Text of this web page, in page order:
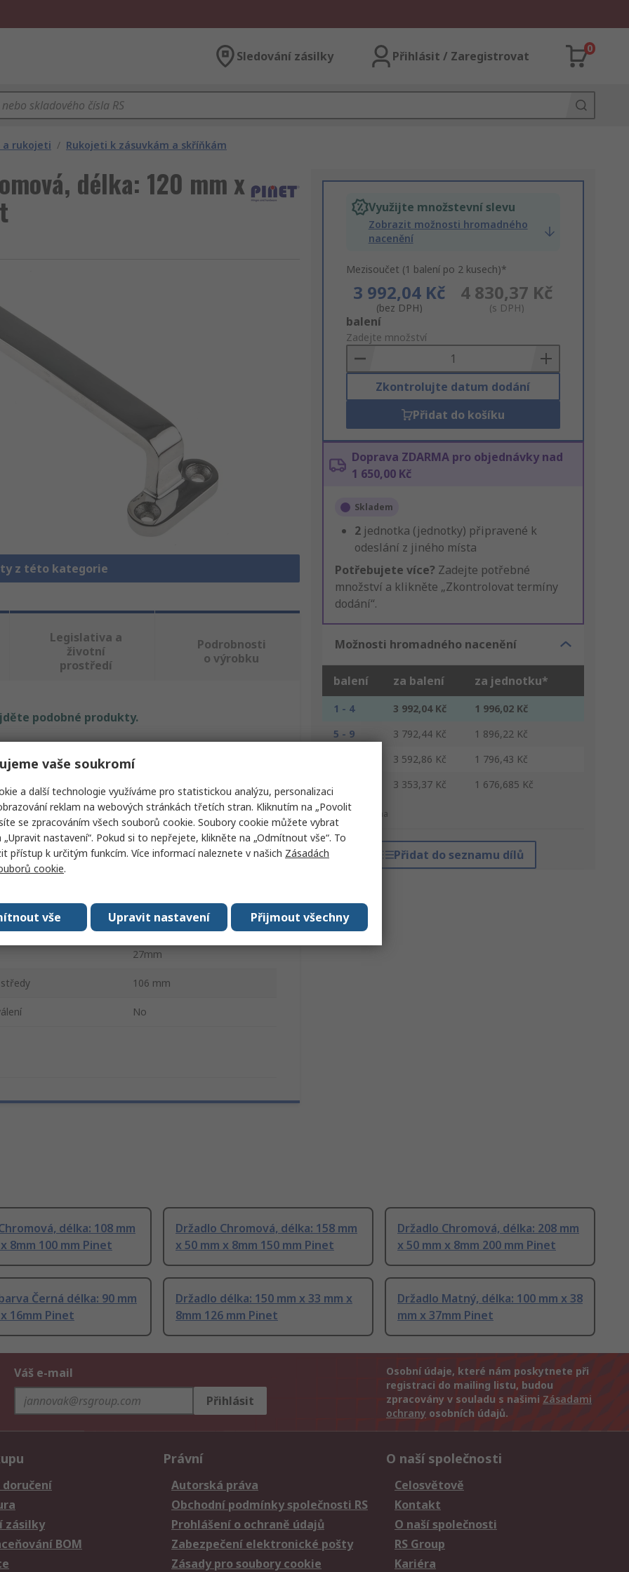
Sledování zásilky Přihlásit / Zaregistrovat
0
a rukojeti / Rukojeti k zásuvkám a skříňkám
délka: 120 mm x
z této kategorie
Využijte množstevní slevu
Zobrazit možnosti hromadného
nacenění
Mezisoučet (1 balení po 2 kusech)*
3 992,04 Kč
(bez DPH)
4 830,37 Kč
(s DPH)
Add
to
Basket
balení
Zadejte množství
Zkontrolujte datum dodání
Přidat do košíku
Doprava ZDARMA pro objednávky nad
1 650,00 Kč
Skladem
2 jednotka (jednotky) připravené k
odeslání z jiného místa
Potřebujete více? Zadejte potřebné
množství a klikněte „Zkontrolovat termíny
dodání“.
Možnosti hromadného nacenění
balení za balení za jednotku*
1 - 4 3 992,04 Kč
1 996,02 Kč
5 - 9
3 792,44 Kč
1 896,22 Kč
3 592,86 Kč
1 796,43 Kč
3 353,37 Kč 1 676,685 Kč
*orientační cena
Přidat do seznamu dílů
Legislativa a
životní
prostředí
Podrobnosti
o výrobku
podobné produkty.
Držadlo
Nerezová ocel
120mm
27mm
106 mm
No
délka: 108 mm
8mm 100 mm Pinet
Držadlo Chromová, délka: 158 mm
x 50 mm x 8mm 150 mm Pinet
Držadlo Chromová, délka: 208 mm
x 50 mm x 8mm 200 mm Pinet
Černá délka: 90 mm
16mm Pinet
Držadlo délka: 150 mm x 33 mm x
8mm 126 mm Pinet
Držadlo Matný, délka: 100 mm x 38
mm x 37mm Pinet
Váš e-mail
Přihlásit
Osobní údaje, které nám poskytnete při
registraci do mailing listu, budou
zpracovány v souladu s našimi Zásadami
ochrany osobních údajů.
zásilky
BOM
Právní
Autorská práva
Obchodní podmínky společnosti RS
Prohlášení o ochraně údajů
Zabezpečení elektronické pošty
Zásady pro soubory cookie
O naší společnosti
Celosvětově
Kontakt
O naší společnosti
RS Group
Kariéra
vaše soukromí
a další technologie využíváme pro statistickou analýzu, personalizaci
reklam na webových stránkách třetích stran. Kliknutím na „Povolit
se zpracováním všech souborů cookie. Soubory cookie můžete vybrat
nastavení“. Pokud si to nepřejete, klikněte na „Odmítnout vše“. To
přístup k určitým funkcím. Více informací naleznete v našich Zásadách
cookie.
Přijmout všechny
Upravit nastavení
vše